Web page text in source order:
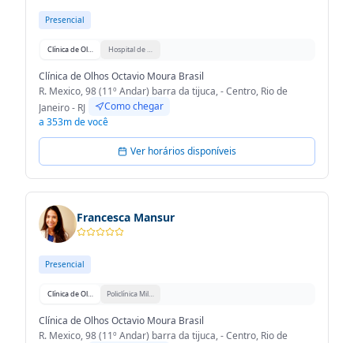
Presencial
Clínica de Olhos Octavio Moura Brasil
Hospital de Olhos Santa Beatriz
Clínica de Olhos Octavio Moura Brasil
R. Mexico, 98 (11º Andar) barra da tijuca, - Centro, Rio de
Janeiro - RJ
Como chegar
a 353m de você
Ver horários disponíveis
Francesca Mansur
Presencial
Clínica de Olhos Octavio Moura Brasil
Policlínica Militar de Niterói
Clínica de Olhos Octavio Moura Brasil
R. Mexico, 98 (11º Andar) barra da tijuca, - Centro, Rio de